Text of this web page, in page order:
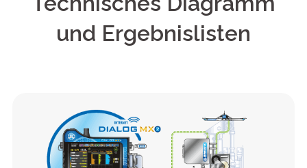
und Ergebnislisten